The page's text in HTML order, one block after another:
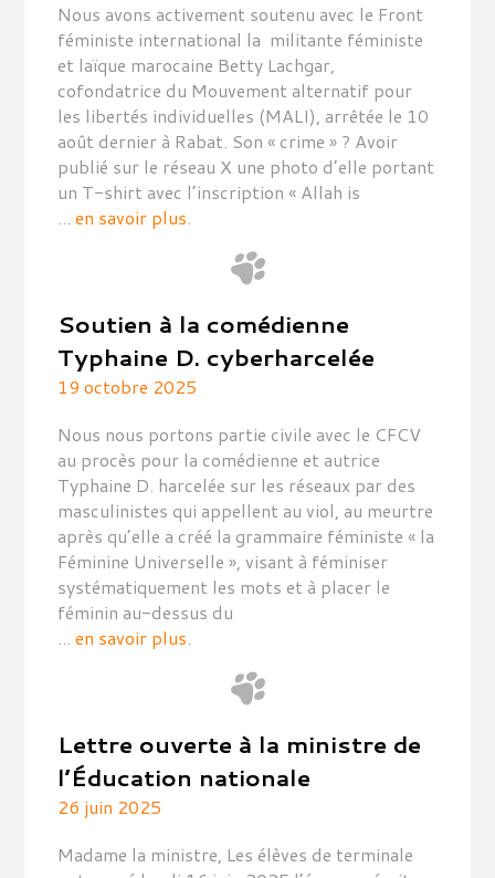
Nous avons activement soutenu avec le Front
féministe international la militante féministe
et laïque marocaine Betty Lachgar,
cofondatrice du Mouvement alternatif pour
les libertés individuelles (MALI), arrêtée le 10
août dernier à Rabat. Son « crime » ? Avoir
publié sur le réseau X une photo d’elle portant
un T-shirt avec l’inscription « Allah is
...en savoir plus.
Soutien à la comédienne
Typhaine D. cyberharcelée
19 octobre 2025
Nous nous portons partie civile avec le CFCV
au procès pour la comédienne et autrice
Typhaine D. harcelée sur les réseaux par des
masculinistes qui appellent au viol, au meurtre
après qu’elle a créé la grammaire féministe « la
Féminine Universelle », visant à féminiser
systématiquement les mots et à placer le
féminin au-dessus du
...en savoir plus.
Lettre ouverte à la ministre de
l’Éducation nationale
26 juin 2025
Madame la ministre, Les élèves de terminale